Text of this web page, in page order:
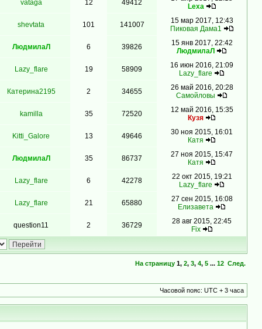
vataga 12 49412
Lexa
shevtata 101 141007
15 мар 2017, 12:43
Пиковая Дама1
ЛюдмилаЛ 6 39826
15 янв 2017, 22:42
ЛюдмилаЛ
Lazy_flare 19 58909
16 июн 2016, 21:09
Lazy_flare
Катерина2195 2 34655
26 май 2016, 20:28
Самойловы
kamilla 35 72520
12 май 2016, 15:35
Кузя
Kitti_Galore 13 49646
30 ноя 2015, 16:01
Катя
ЛюдмилаЛ 35 86737
27 ноя 2015, 15:47
Катя
Lazy_flare 6 42278
22 окт 2015, 19:21
Lazy_flare
Lazy_flare 21 65880
27 сен 2015, 16:08
Елизавета
question11 2 36729
28 авг 2015, 22:45
Fix
На страницу 1, 2, 3, 4, 5 ... 12 След.
Часовой пояс: UTC + 3 часа